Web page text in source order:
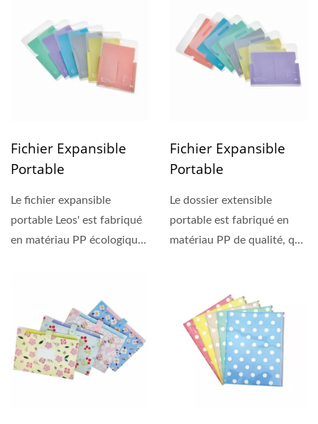
Fichier Expansible
Portable
Le fichier expansible
portable Leos' est fabriqué
en matériau PP écologique,
Fichier Expansible
Portable
Le dossier extensible
portable est fabriqué en
matériau PP de qualité, qui